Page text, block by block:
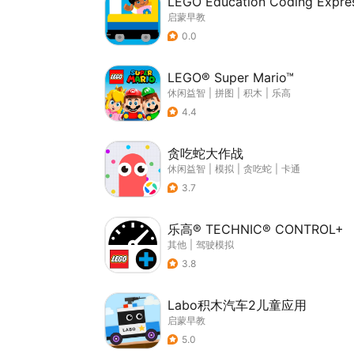
启蒙早教
0.0
LEGO® Super Mario™
休闲益智 拼图 积木
乐高
4.4
贪吃蛇大作战
休闲益智 模拟 贪吃蛇
卡通
3.7
乐高® TECHNIC® CONTROL+
其他
驾驶模拟
3.8
Labo积木汽车2儿童应用
启蒙早教
5.0